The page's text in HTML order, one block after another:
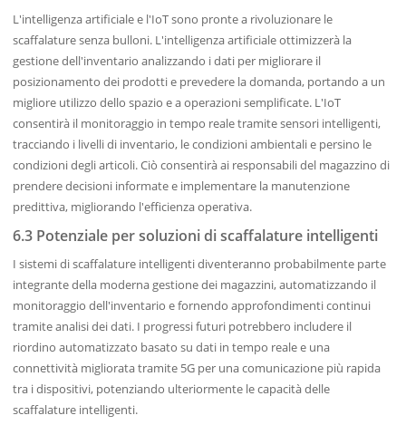
L'intelligenza artificiale e l'IoT sono pronte a rivoluzionare le
scaffalature senza bulloni. L'intelligenza artificiale ottimizzerà la
gestione dell'inventario analizzando i dati per migliorare il
posizionamento dei prodotti e prevedere la domanda, portando a un
migliore utilizzo dello spazio e a operazioni semplificate. L'IoT
consentirà il monitoraggio in tempo reale tramite sensori intelligenti,
tracciando i livelli di inventario, le condizioni ambientali e persino le
condizioni degli articoli. Ciò consentirà ai responsabili del magazzino di
prendere decisioni informate e implementare la manutenzione
predittiva, migliorando l'efficienza operativa.
6.3 Potenziale per soluzioni di scaffalature intelligenti
I sistemi di scaffalature intelligenti diventeranno probabilmente parte
integrante della moderna gestione dei magazzini, automatizzando il
monitoraggio dell'inventario e fornendo approfondimenti continui
tramite analisi dei dati. I progressi futuri potrebbero includere il
riordino automatizzato basato su dati in tempo reale e una
connettività migliorata tramite 5G per una comunicazione più rapida
tra i dispositivi, potenziando ulteriormente le capacità delle
scaffalature intelligenti.